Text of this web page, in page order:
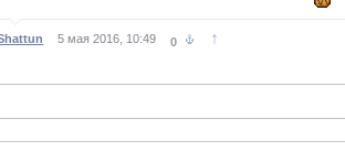
5 мая 2016, 10:49 0 ↑